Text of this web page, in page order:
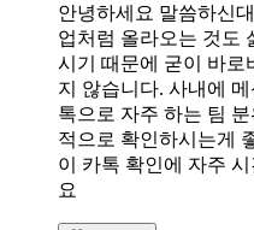
안녕하세요 말씀하신
업처럼 올라오는 것도
시기 때문에 굳이 바로
지 않습니다. 사내에
톡으로 자주 하는 팀 분
적으로 확인하시는게
이 카톡 확인에 자주
요